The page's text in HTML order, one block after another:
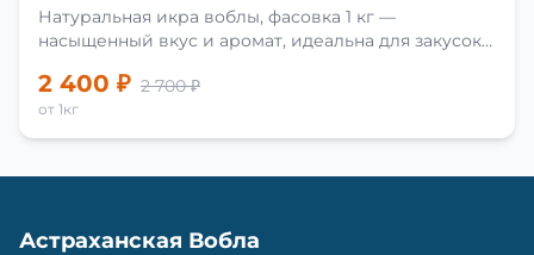
Натуральная икра воблы, фасовка 1 кг —
насыщенный вкус и аромат, идеальна для закусок
2 400 ₽ 2 700 ₽
от 1кг
Астраханская Вобла